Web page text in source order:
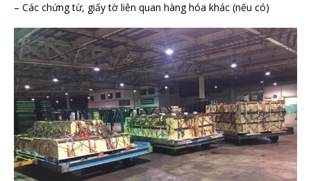
– Các chứng từ, giấy tờ liên quan hàng hóa khác (nếu có)